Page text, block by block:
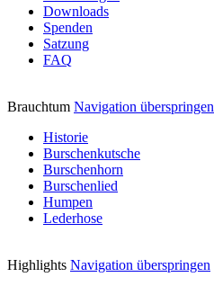
Downloads
Spenden
Satzung
FAQ
Brauchtum Navigation überspringen
Historie
Burschenkutsche
Burschenhorn
Burschenlied
Humpen
Lederhose
Highlights Navigation überspringen